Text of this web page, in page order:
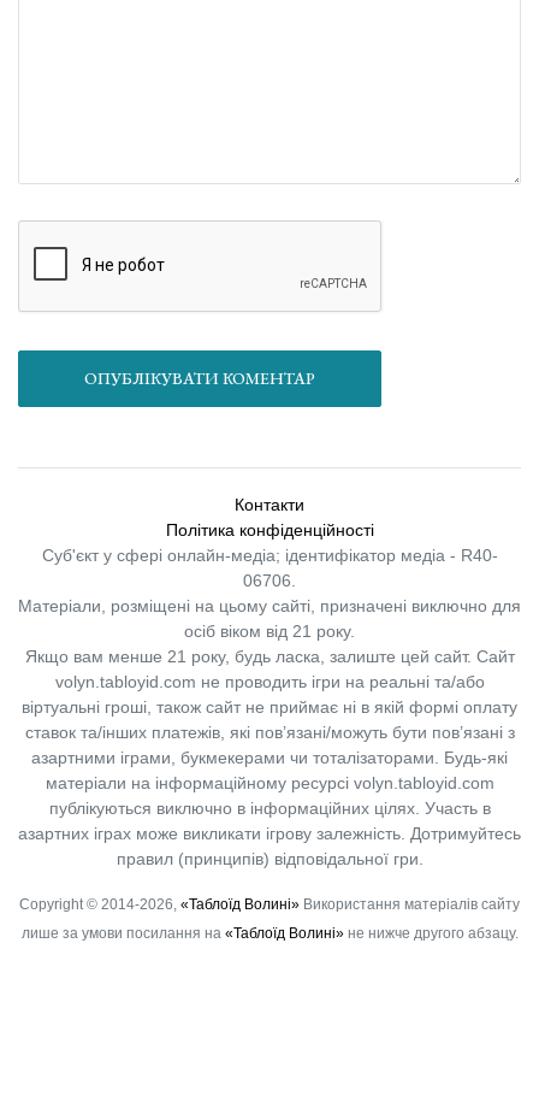
ОПУБЛІКУВАТИ КОМЕНТАР
Контакти
Політика конфіденційності
Суб'єкт у сфері онлайн-медіа; ідентифікатор медіа - R40-
06706.
Матеріали, розміщені на цьому сайті, призначені виключно для
осіб віком від 21 року.
Якщо вам менше 21 року, будь ласка, залиште цей сайт. Сайт
volyn.tabloyid.com не проводить ігри на реальні та/або
віртуальні гроші, також сайт не приймає ні в якій формі оплату
ставок та/інших платежів, які пов’язані/можуть бути пов’язані з
азартними іграми, букмекерами чи тоталізаторами. Будь-які
матеріали на інформаційному ресурсі volyn.tabloyid.com
публікуються виключно в інформаційних цілях. Участь в
азартних іграх може викликати ігрову залежність. Дотримуйтесь
правил (принципів) відповідальної гри.
Copyright © 2014-2026, «Таблоїд Волині» Використання матеріалів сайту
лише за умови посилання на «Таблоїд Волині»не нижче другого абзацу.